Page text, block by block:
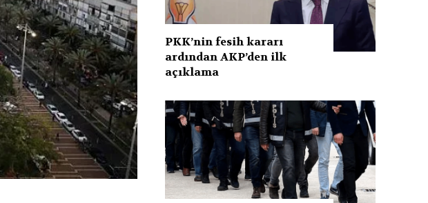
PKK’nin fesih kararı
ardından AKP’den ilk
açıklama